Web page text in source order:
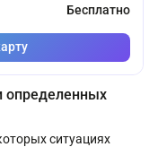
Бесплатно
определенных
ситуациях